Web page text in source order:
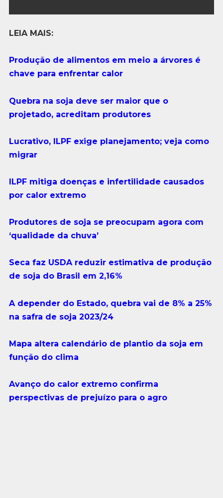
LEIA MAIS:
Produção de alimentos em meio a árvores é
chave para enfrentar calor
Quebra na soja deve ser maior que o
projetado, acreditam produtores
Lucrativo, ILPF exige planejamento; veja como
migrar
ILPF mitiga doenças e infertilidade causados
por calor extremo
Produtores de soja se preocupam agora com
‘qualidade da chuva’
Seca faz USDA reduzir estimativa de produção
de soja do Brasil em 2,16%
A depender do Estado, quebra vai de 8% a 25%
na safra de soja 2023/24
Mapa altera calendário de plantio da soja em
função do clima
Avanço do calor extremo confirma
perspectivas de prejuízo para o agro